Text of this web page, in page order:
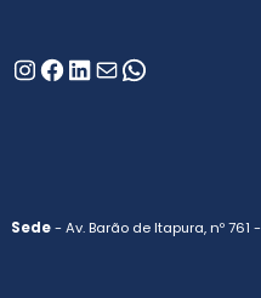
Instagram
Facebook
LinkedIn
E-mailWhatsApp
Sede- Av. Barão de Itapura, nº